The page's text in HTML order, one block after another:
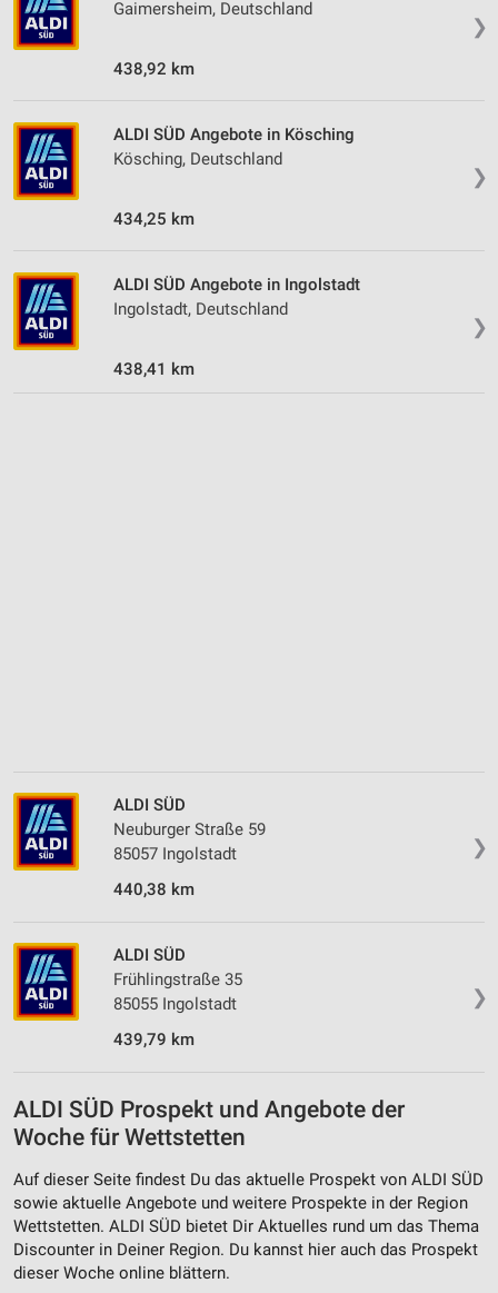
❯
Gaimersheim, Deutschland
438,92 km
❯
ALDI SÜD Angebote in Kösching
Kösching, Deutschland
434,25 km
❯
ALDI SÜD Angebote in Ingolstadt
Ingolstadt, Deutschland
438,41 km
❯
ALDI SÜD
Neuburger Straße 59
85057 Ingolstadt
440,38 km
❯
ALDI SÜD
Frühlingstraße 35
85055 Ingolstadt
439,79 km
ALDI SÜD Prospekt und Angebote der
Woche für Wettstetten
Auf dieser Seite findest Du das aktuelle Prospekt von ALDI SÜD
sowie aktuelle Angebote und weitere Prospekte in der Region
Wettstetten. ALDI SÜD bietet Dir Aktuelles rund um das Thema
Discounter in Deiner Region. Du kannst hier auch das Prospekt
dieser Woche online blättern.